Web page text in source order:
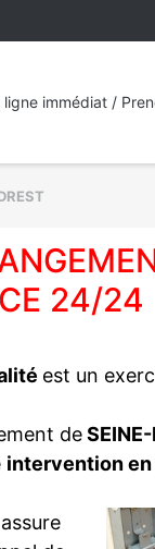
ligne immédiat /
24/24
est un
de
intervention
assure